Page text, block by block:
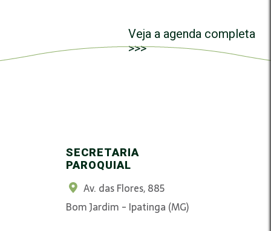
Veja a agenda completa
>>>
SECRETARIA
PAROQUIAL
Av. das Flores, 885
Bom Jardim - Ipatinga (MG)